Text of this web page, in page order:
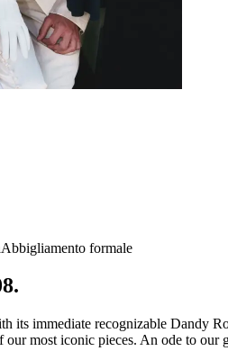
Abbigliamento formale
its immediate recognizable Dandy
most iconic pieces. An ode to our